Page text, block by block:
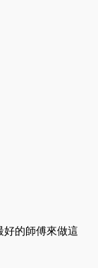
的師傅來做這